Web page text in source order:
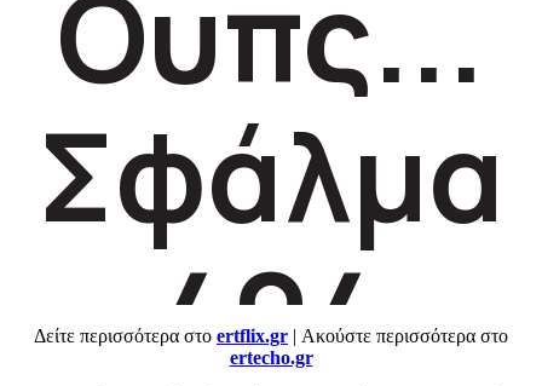
Δείτε περισσότερα στο ertflix.gr | Ακούστε περισσότερα στο
ertecho.gr